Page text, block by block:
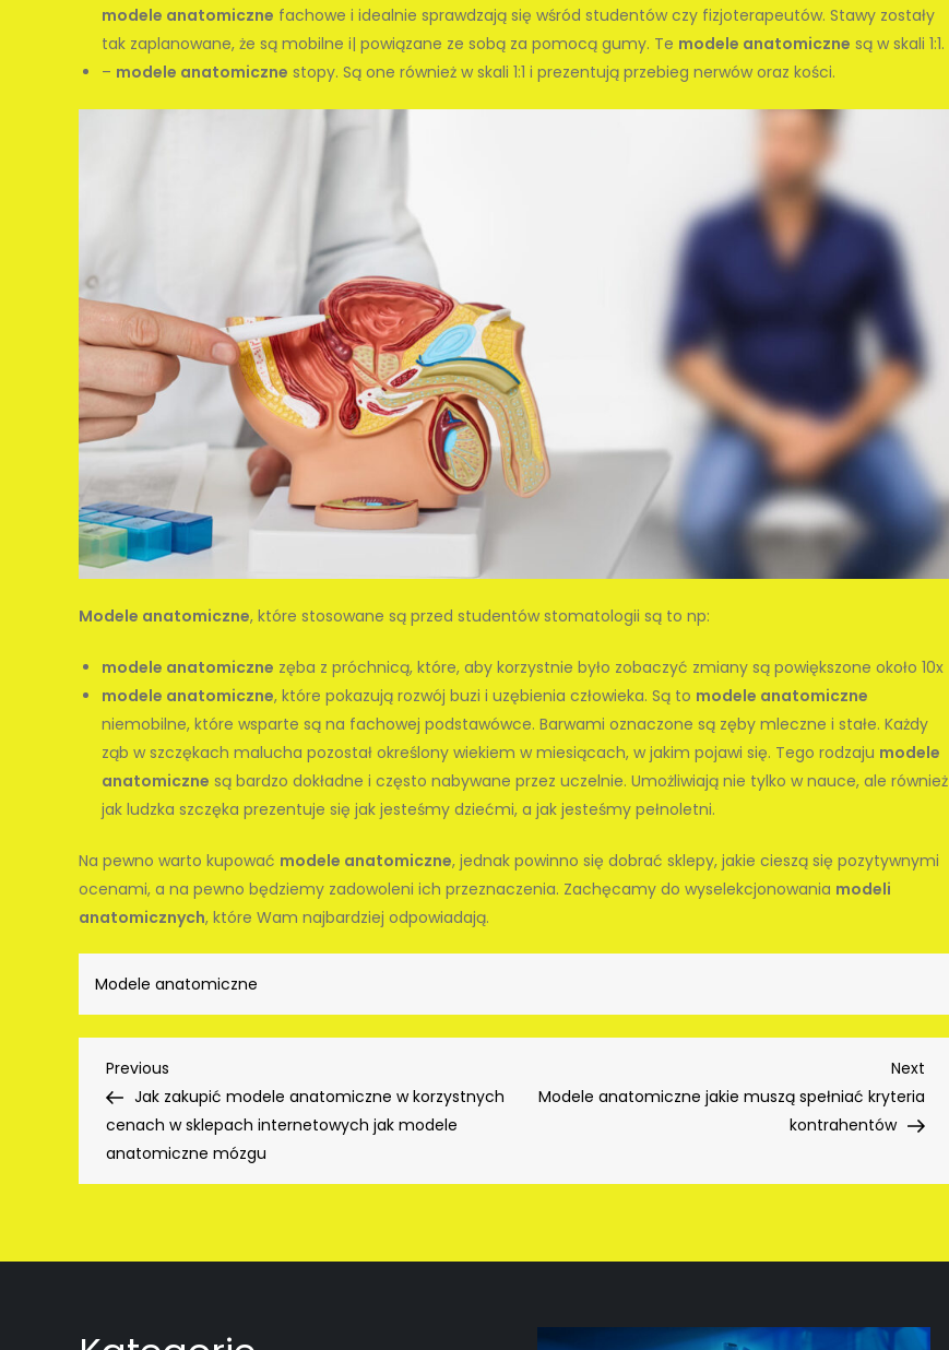
modele anatomiczne fachowe i idealnie sprawdzają się wśród studentów czy fizjoterapeutów. Stawy zostały
tak zaplanowane, że są mobilne i| powiązane ze sobą za pomocą gumy. Te modele anatomiczne są w skali 1:1.
– modele anatomiczne stopy. Są one również w skali 1:1 i prezentują przebieg nerwów oraz kości.
Modele anatomiczne, które stosowane są przed studentów stomatologii są to np:
modele anatomiczne zęba z próchnicą, które, aby korzystnie było zobaczyć zmiany są powiększone około 10x
modele anatomiczne, które pokazują rozwój buzi i uzębienia człowieka. Są to modele anatomiczne
niemobilne, które wsparte są na fachowej podstawówce. Barwami oznaczone są zęby mleczne i stałe. Każdy
ząb w szczękach malucha pozostał określony wiekiem w miesiącach, w jakim pojawi się. Tego rodzaju modele
anatomiczne są bardzo dokładne i często nabywane przez uczelnie. Umożliwiają nie tylko w nauce, ale również
jak ludzka szczęka prezentuje się jak jesteśmy dziećmi, a jak jesteśmy pełnoletni.
Na pewno warto kupować modele anatomiczne, jednak powinno się dobrać sklepy, jakie cieszą się pozytywnymi
ocenami, a na pewno będziemy zadowoleni ich przeznaczenia. Zachęcamy do wyselekcjonowania modeli
anatomicznych, które Wam najbardziej odpowiadają.
Modele anatomiczne
Nawigacja
wpisu
Previous
Post
Previous
Jak zakupić modele anatomiczne w korzystnych
cenach w sklepach internetowych jak modele
anatomiczne mózgu
Next
Modele anatomiczne jakie muszą spełniać kryteria
kontrahentów